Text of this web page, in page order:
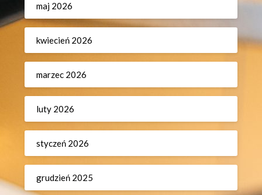
maj 2026
kwiecień 2026
marzec 2026
luty 2026
styczeń 2026
grudzień 2025